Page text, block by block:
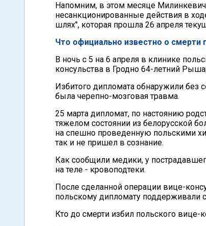
Напомним, в этом месяце
несанкционированные действия в
шлях", которая прошла 26 апреля
Что официально известно о смерти
В ночь с 5 на 6 апреля в клинике
консульства в Гродно 64-летний
Избитого дипломата обнаружили без
была черепно-мозговая травма.
25 марта дипломат, по настоянию
тяжелом состоянии из белорусской
на спешно проведенную польскими
так и не пришел в сознание.
Как сообщили медики, у
на теле - кровоподтеки.
После сделанной операции вице-
польскому дипломату поддерживали
Кто до смерти избил польского вице-